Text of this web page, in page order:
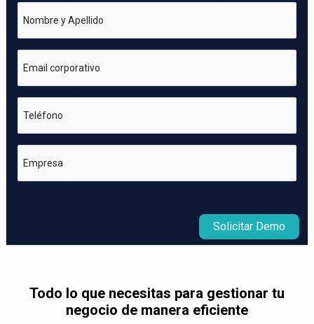
Nombre y Apellido
Email corporativo
Teléfono
Empresa
Solicitar Demo
Todo lo que necesitas para gestionar tu
negocio de manera eficiente